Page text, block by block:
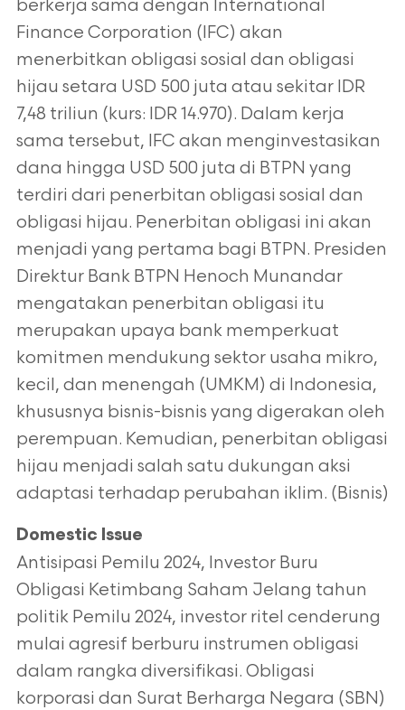
berkerja sama dengan International
Finance Corporation (IFC) akan
menerbitkan obligasi sosial dan obligasi
hijau setara USD 500 juta atau sekitar IDR
7,48 triliun (kurs: IDR 14.970). Dalam kerja
sama tersebut, IFC akan menginvestasikan
dana hingga USD 500 juta di BTPN yang
terdiri dari penerbitan obligasi sosial dan
obligasi hijau. Penerbitan obligasi ini akan
menjadi yang pertama bagi BTPN. Presiden
Direktur Bank BTPN Henoch Munandar
mengatakan penerbitan obligasi itu
merupakan upaya bank memperkuat
komitmen mendukung sektor usaha mikro,
kecil, dan menengah (UMKM) di Indonesia,
khususnya bisnis-bisnis yang digerakan oleh
perempuan. Kemudian, penerbitan obligasi
hijau menjadi salah satu dukungan aksi
adaptasi terhadap perubahan iklim. (Bisnis)
Domestic Issue
Antisipasi Pemilu 2024, Investor Buru
Obligasi Ketimbang Saham Jelang tahun
politik Pemilu 2024, investor ritel cenderung
mulai agresif berburu instrumen obligasi
dalam rangka diversifikasi. Obligasi
korporasi dan Surat Berharga Negara (SBN)